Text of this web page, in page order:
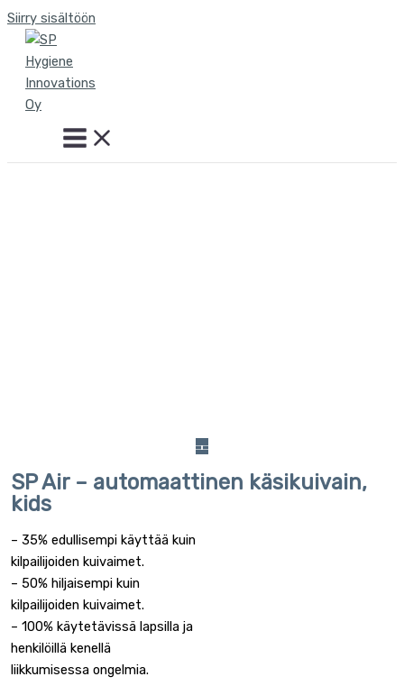
Siirry sisältöön
SP Air – automaattinen käsikuivain,
kids
– 35% edullisempi käyttää kuin
kilpailijoiden kuivaimet.
– 50% hiljaisempi kuin
kilpailijoiden kuivaimet.
– 100% käytetävissä lapsilla ja
henkilöillä kenellä
liikkumisessa ongelmia.